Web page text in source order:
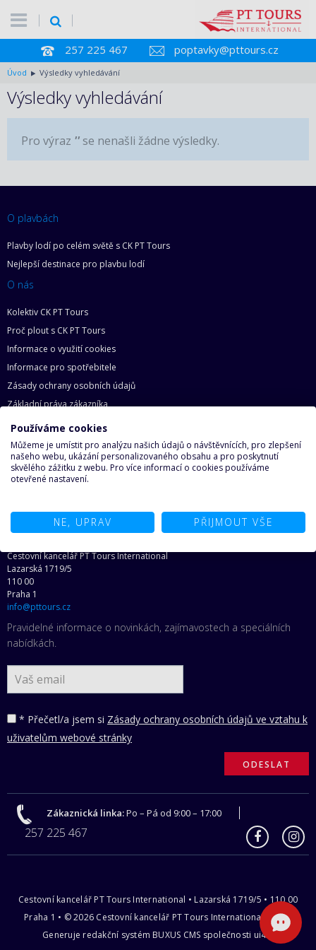
257 225 467 poptavky@pttours.cz
Úvod Výsledky vyhledávání
Výsledky vyhledávání
Pro výraz '' se nenašli žádne výsledky.
O plavbách
Plavby lodí po celém světě s CK PT Tours
Nejlepší destinace pro plavbu lodí
O nás
Kolektiv CK PT Tours
Proč plout s CK PT Tours
Informace o využití cookies
Informace pro spotřebitele
Zásady ochrany osobních údajů
Základní práva zákazníka
Mapa webu
O lodích
Proč na loď
Kontakt
Cestovní kancelář PT Tours International
Lazarská 1719/5
110 00
Praha 1
info@pttours.cz
Pravidelné informace o novinkách, zajímavostech a speciálních
nabídkách.
* Přečetl/a jsem si Zásady ochrany osobních údajů ve vztahu k
uživatelům webové stránky
Zákaznická linka:Po – Pá od 9:00 – 17:00
257 225 467
Cestovní kancelář PT Tours International • Lazarská 1719/5 • 110 00
Praha 1 • © 2026 Cestovní kancelář PT Tours International s.r.o |
Generuje redakční systém BUXUS CMS společnosti ui42 .
Používáme cookies
Můžeme je umístit pro analýzu našich údajů o návštěvnících, pro zlepšení
našeho webu, ukázání personalizovaného obsahu a pro poskytnutí
skvělého zážitku z webu. Pro více informací o cookies používáme
otevřené nastavení.
NE, UPRAV PŘIJMOUT VŠE